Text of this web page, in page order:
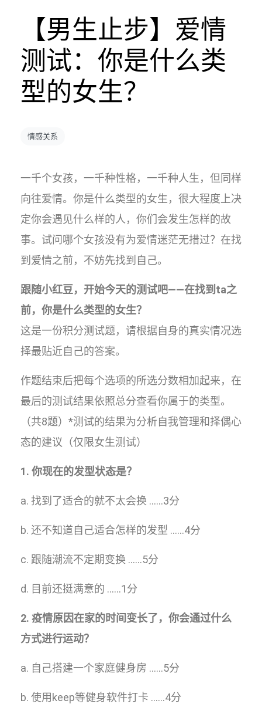
【男生止步】爱情
测试：你是什么类
型的女生？
情感关系
一千个女孩，一千种性格，一千种人生，但同样
向往爱情。你是什么类型的女生，很大程度上决
定你会遇见什么样的人，你们会发生怎样的故
事。试问哪个女孩没有为爱情迷茫无措过？在找
到爱情之前，不妨先找到自己。
跟随小红豆，开始今天的测试吧——在找到ta之
前，你是什么类型的女生？
这是一份积分测试题，请根据自身的真实情况选
择最贴近自己的答案。
作题结束后把每个选项的所选分数相加起来，在
最后的测试结果依照总分查看你属于的类型。
（共8题）*测试的结果为分析自我管理和择偶心
态的建议（仅限女生测试）
1. 你现在的发型状态是？
a. 找到了适合的就不太会换 ……3分
b. 还不知道自己适合怎样的发型 ……4分
c. 跟随潮流不定期变换 ……5分
d. 目前还挺满意的 ……1分
2. 疫情原因在家的时间变长了，你会通过什么
方式进行运动？
a. 自己搭建一个家庭健身房 ……5分
b. 使用keep等健身软件打卡 ……4分